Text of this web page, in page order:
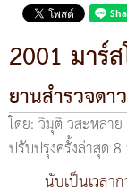
2001 มาร์
ยานสำรวจดา
โดย: วิมุติ วสะหลา
ปรับปรุงครั้งล่าสุด
นับเป็นเวลา